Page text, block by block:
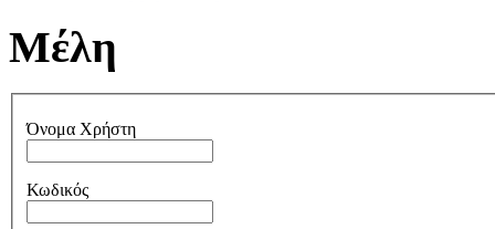
Μέλη
Όνομα Χρήστη
Κωδικός